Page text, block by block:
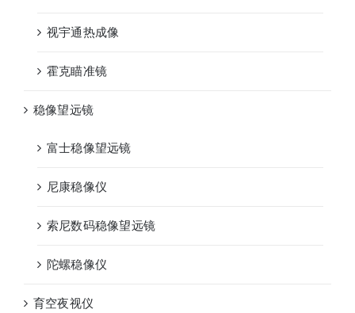
视宇通热成像
霍克瞄准镜
稳像望远镜
富士稳像望远镜
尼康稳像仪
索尼数码稳像望远镜
陀螺稳像仪
育空夜视仪